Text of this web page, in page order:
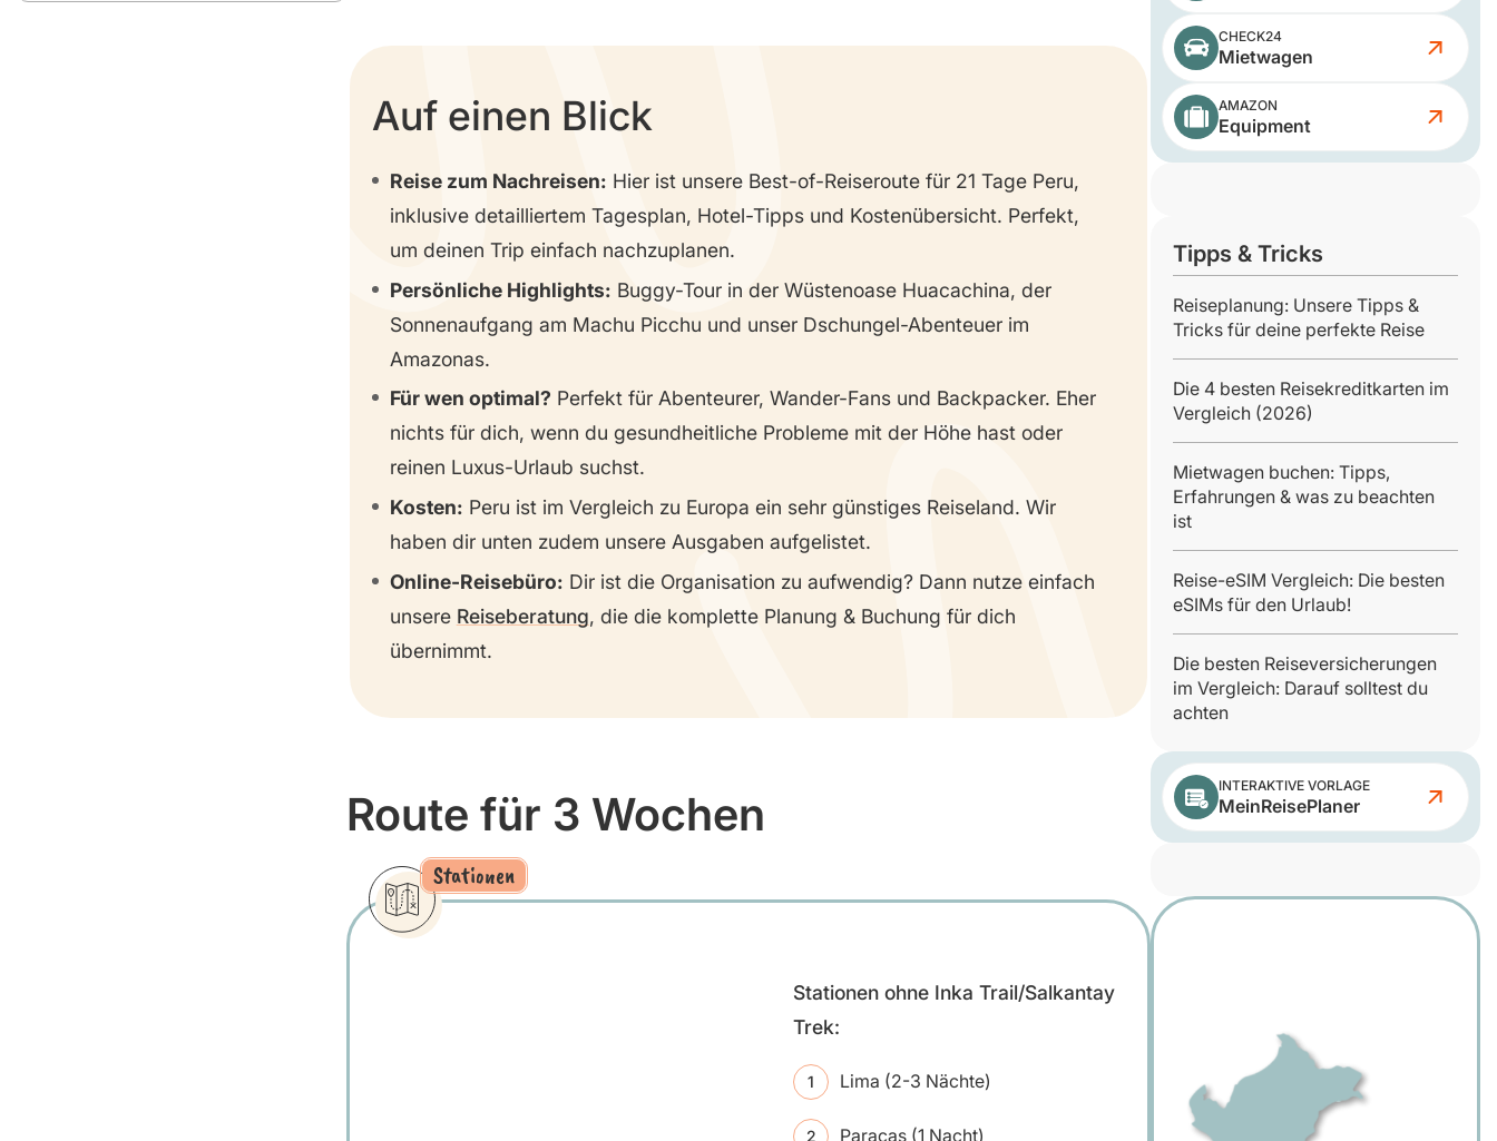
Auf einen Blick
Reise zum Nachreisen: Hier ist unsere Best-of-Reiseroute für 21 Tage Peru,
inklusive detailliertem Tagesplan, Hotel-Tipps und Kostenübersicht. Perfekt,
um deinen Trip einfach nachzuplanen.
Persönliche Highlights: Buggy-Tour in der Wüstenoase Huacachina, der
Sonnenaufgang am Machu Picchu und unser Dschungel-Abenteuer im
Amazonas.
Für wen optimal? Perfekt für Abenteurer, Wander-Fans und Backpacker. Eher
nichts für dich, wenn du gesundheitliche Probleme mit der Höhe hast oder
reinen Luxus-Urlaub suchst.
Kosten: Peru ist im Vergleich zu Europa ein sehr günstiges Reiseland. Wir
haben dir unten zudem unsere Ausgaben aufgelistet.
Online-Reisebüro: Dir ist die Organisation zu aufwendig? Dann nutze einfach
unsere Reiseberatung, die die komplette Planung & Buchung für dich
übernimmt.
Route für 3 Wochen
Stationen
Stationen ohne Inka Trail/Salkantay
Trek:
Lima (2-3 Nächte)
Paracas (1 Nacht)
CHECK24
Mietwagen
AMAZON
Equipment
Tipps & Tricks
Reiseplanung: Unsere Tipps &
Tricks für deine perfekte Reise
Die 4 besten Reisekreditkarten im
Vergleich (2026)
Mietwagen buchen: Tipps,
Erfahrungen & was zu beachten
ist
Reise-eSIM Vergleich: Die besten
eSIMs für den Urlaub!
Die besten Reiseversicherungen
im Vergleich: Darauf solltest du
achten
INTERAKTIVE VORLAGE
MeinReisePlaner